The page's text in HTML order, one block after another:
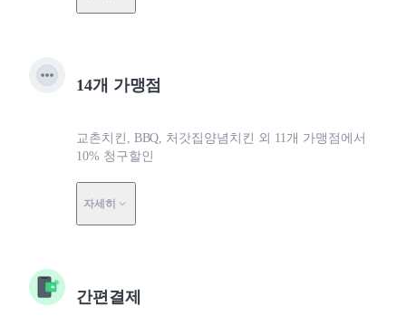
14개 가맹점
교촌치킨, BBQ, 처갓집양념치킨 외 11개 가맹점에서
10% 청구할인
자세히
간편결제